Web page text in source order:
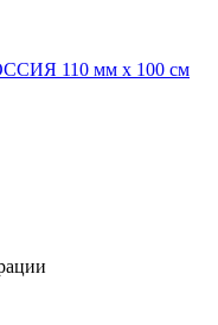
110 мм х 100 см